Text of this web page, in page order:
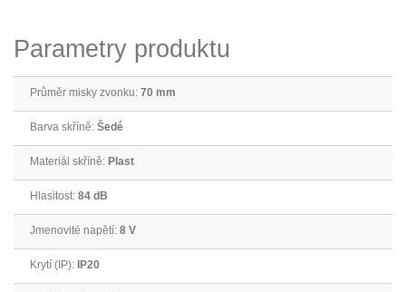
Parametry produktu
Průměr misky zvonku: 70 mm
Barva skříně: Šedé
Materiál skříně: Plast
Hlasitost: 84 dB
Jmenovité napětí: 8 V
Krytí (IP): IP20